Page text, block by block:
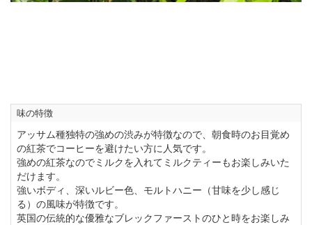
味の特徴
アッサム種独特の強めの渋みが特徴なので、朝食時のお目覚め
の紅茶でコーヒーを避けたい方に人気です。
強めの紅茶なのでミルクを入れてミルクティーもお楽しみいた
だけます。
強いボディ、深いルビー色、モルトハニー（甘味を少し感じ
る）の風味が特徴です。
英国の伝統的な優雅なブレックファーストのひと時をお楽しみ